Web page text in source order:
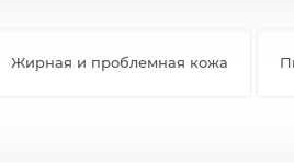
Жирная и проблемная кожа